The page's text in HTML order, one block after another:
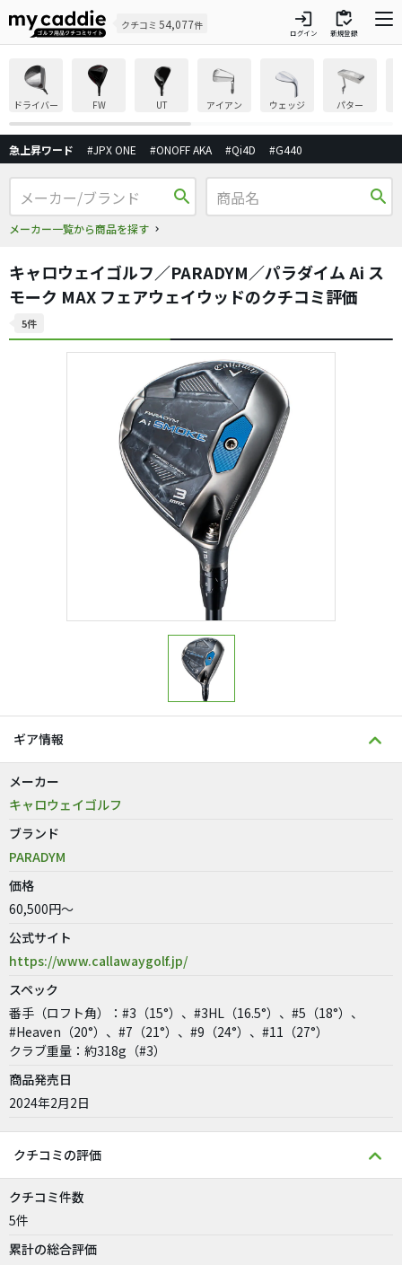
クチコミ 54,077件 login
ログイン
inventory
新規登録
ドライバー FW UT アイアン ウェッジ パター
急上昇ワード #JPX ONE #ONOFF AKA #Qi4D #G440
search
メーカー一覧から商品を探す
search
キャロウェイゴルフ／PARADYM／パラダイム Ai ス
モーク MAX フェアウェイウッドのクチコミ評価
5件
ギア情報
メーカー
キャロウェイゴルフ
ブランド
PARADYM
価格
60,500円～
公式サイト
https://www.callawaygolf.jp/
スペック
番手（ロフト角）：#3（15°）、#3HL（16.5°）、#5（18°）、
#Heaven（20°）、#7（21°）、#9（24°）、#11（27°）
クラブ重量：約318g（#3）
商品発売日
2024年2月2日
クチコミの評価
クチコミ件数
5件
累計の総合評価